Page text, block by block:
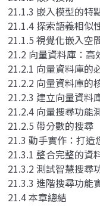
21.1.3 嵌入模型的特
21.1.4 探索語義相似
21.1.5 視覺化嵌入空
21.2 向量資料庫：高
21.2.1 向量資料庫的
21.2.2 向量資料庫的
21.2.3 建立向量資料
21.2.4 向量搜尋功能
21.2.5 帶分數的搜尋
21.3 動手實作：打
21.3.1 整合完整的資
21.3.2 測試智慧搜尋
21.3.3 進階搜尋功能
21.4 本章總結